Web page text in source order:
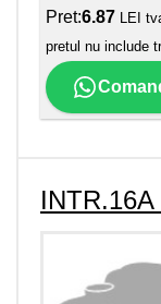
Pret:6.87 LEI
pretul nu include